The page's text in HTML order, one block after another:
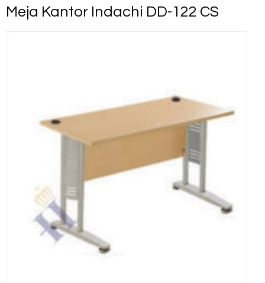
Meja Kantor Indachi DD-122 CS